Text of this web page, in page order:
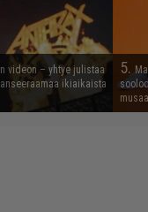
videon – yhtye julistaa
ikiaikaista
5.